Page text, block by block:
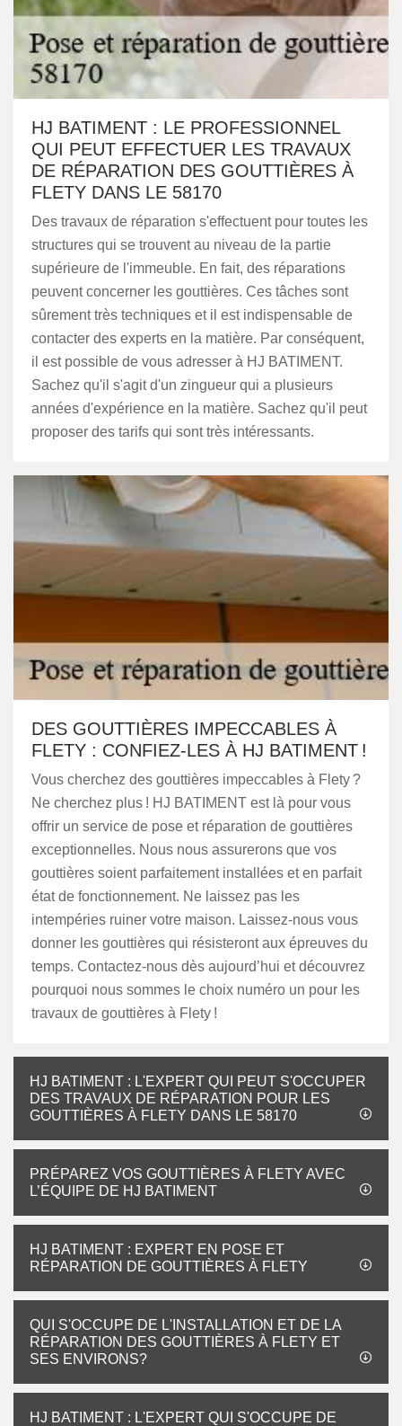
HJ BATIMENT : LE PROFESSIONNEL
QUI PEUT EFFECTUER LES TRAVAUX
DE RÉPARATION DES GOUTTIÈRES À
FLETY DANS LE 58170
Des travaux de réparation s'effectuent pour toutes les
structures qui se trouvent au niveau de la partie
supérieure de l'immeuble. En fait, des réparations
peuvent concerner les gouttières. Ces tâches sont
sûrement très techniques et il est indispensable de
contacter des experts en la matière. Par conséquent,
il est possible de vous adresser à HJ BATIMENT.
Sachez qu'il s'agit d'un zingueur qui a plusieurs
années d'expérience en la matière. Sachez qu'il peut
proposer des tarifs qui sont très intéressants.
DES GOUTTIÈRES IMPECCABLES À
FLETY : CONFIEZ-LES À HJ BATIMENT !
Vous cherchez des gouttières impeccables à Flety ?
Ne cherchez plus ! HJ BATIMENT est là pour vous
offrir un service de pose et réparation de gouttières
exceptionnelles. Nous nous assurerons que vos
gouttières soient parfaitement installées et en parfait
état de fonctionnement. Ne laissez pas les
intempéries ruiner votre maison. Laissez-nous vous
donner les gouttières qui résisteront aux épreuves du
temps. Contactez-nous dès aujourd’hui et découvrez
pourquoi nous sommes le choix numéro un pour les
travaux de gouttières à Flety !
HJ BATIMENT : L'EXPERT QUI PEUT S'OCCUPER
DES TRAVAUX DE RÉPARATION POUR LES
GOUTTIÈRES À FLETY DANS LE 58170
PRÉPAREZ VOS GOUTTIÈRES À FLETY AVEC
L’ÉQUIPE DE HJ BATIMENT
HJ BATIMENT : EXPERT EN POSE ET
RÉPARATION DE GOUTTIÈRES À FLETY
QUI S'OCCUPE DE L'INSTALLATION ET DE LA
RÉPARATION DES GOUTTIÈRES À FLETY ET
SES ENVIRONS?
HJ BATIMENT : L'EXPERT QUI S'OCCUPE DE